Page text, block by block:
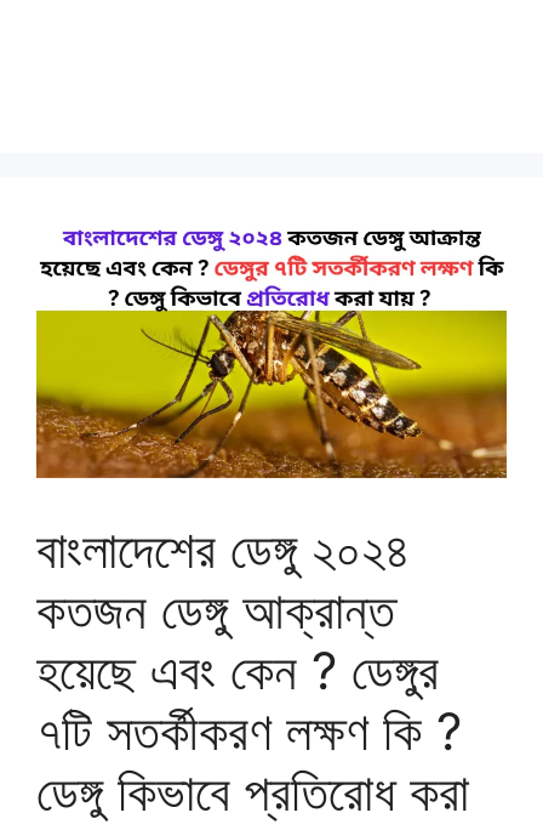
বাংলাদেশের ডেঙ্গু ২০২৪
কতজন ডেঙ্গু আক্রান্ত
হয়েছে এবং কেন ? ডেঙ্গুর
৭টি সতর্কীকরণ লক্ষণ কি ?
ডেঙ্গু কিভাবে প্রতিরোধ করা